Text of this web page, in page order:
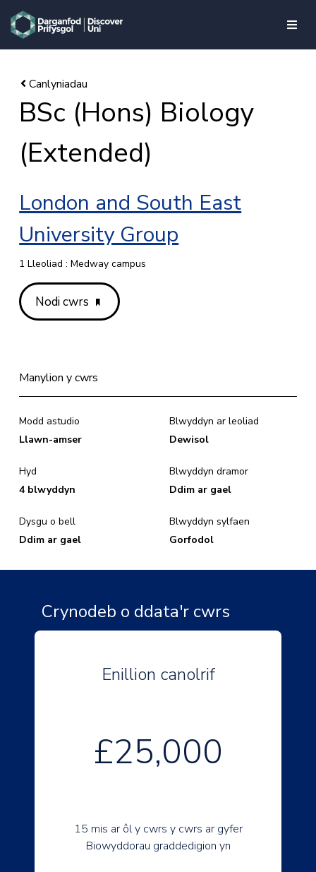
skip to main content
BSc (Hons) Biology
(Extended)
London and South East
University Group
1 Lleoliad : Medway campus
Nodi cwrs
Manylion y cwrs
Modd astudio
Llawn-amser
Hyd
4 blwyddyn
Dysgu o bell
Ddim ar gael
Blwyddyn ar leoliad
Dewisol
Blwyddyn dramor
Ddim ar gael
Blwyddyn sylfaen
Gorfodol
Crynodeb o ddata'r cwrs
Enillion canolrif
£25,000
15 mis ar ôl y cwrs y cwrs ar gyfer
Biowyddorau graddedigion yn